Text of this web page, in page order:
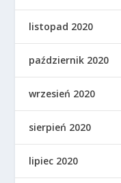
listopad 2020
październik 2020
wrzesień 2020
sierpień 2020
lipiec 2020